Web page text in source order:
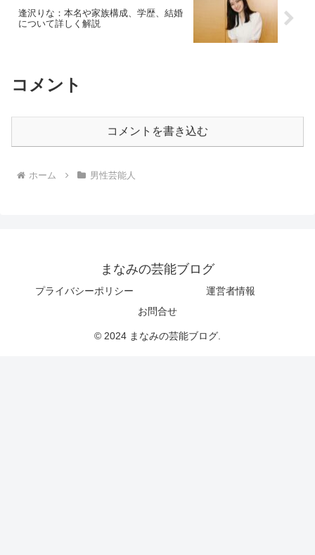
逢沢りな：本名や家族構成、学歴、結婚
について詳しく解説
コメント
コメントを書き込む
ホーム 男性芸能人
まなみの芸能ブログ
プライバシーポリシー
運営者情報
お問合せ
© 2024 まなみの芸能ブログ.